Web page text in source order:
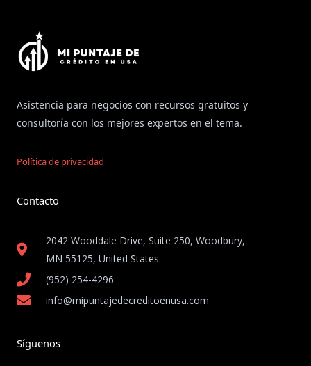
Asistencia para negocios con recursos gratuitos y
consultoría con los mejores expertos en el tema.
Política de privacidad
Contacto
2042 Wooddale Drive, Suite 250, Woodbury,
MN 55125, United States​.
(952) 254-4296
info@mipuntajedecreditoenusa.com
Síguenos